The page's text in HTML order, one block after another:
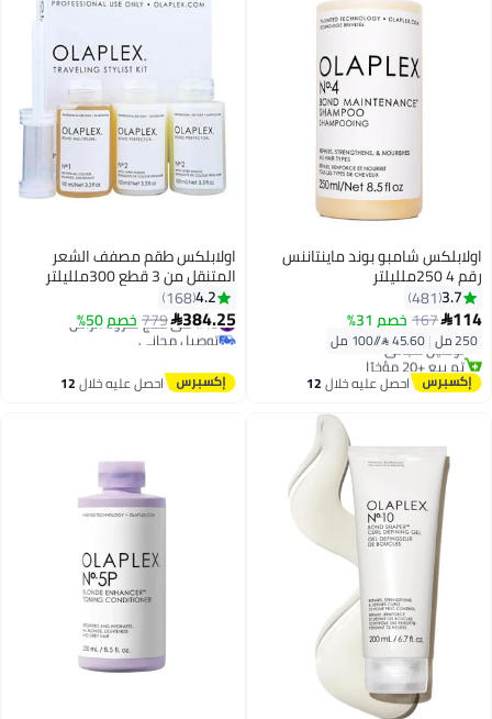
اولابلكس شامبو بوند ماينتاننس
رقم 4 250ملليلتر
3.7
481
114
167 خصم 31%
250 مل |
توصيل مجاني
تم بيع +20 مؤخرًا
توصيل مجانياحصل عليه خلال12
اولابلكس طقم مصفف الشعر
المتنقل من 3 قطع 300ملليلتر
4.2
168
384.25
779 خصم 50% #15 في علاج لفروة الرأس
توصيل مجاني
#15 في علاج لفروة الرأس
احصل عليه خلال12